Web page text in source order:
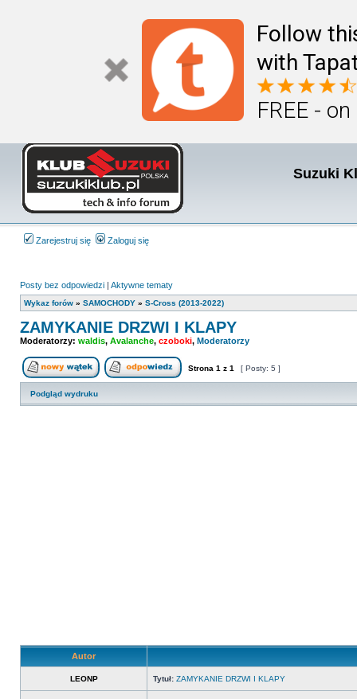
Follow
with
FREE -
Suzuki
Zarejestruj się Zaloguj się
Posty bez odpowiedzi | Aktywne tematy
Wykaz forów » SAMOCHODY » S-Cross (2013-2022)
ZAMYKANIE DRZWI I KLAPY
Moderatorzy: waldis, Avalanche, czoboki, Moderatorzy
Nowy temat Odpowiedz w temacie
Strona 1 z 1 [ Posty: 5 ]
Podgląd wydruku
Autor
LEONP Tytuł: ZAMYKANIE DRZWI I KLAPY